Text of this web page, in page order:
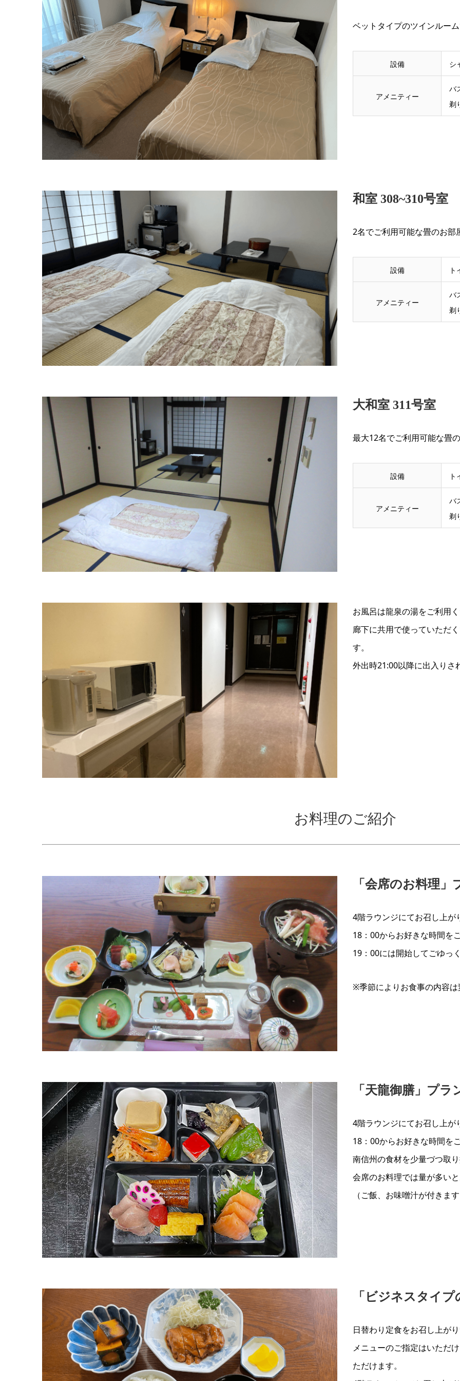
ベットタイプのツインルーム
設備 シ
アメニティー
バ
剃
和室 308~310号室
2名でご利用可能な畳のお部
設備 ト
アメニティー
バ
剃
大和室 311号室
最大12名でご利用可能な畳の
設備 ト
アメニティー
バ
剃
お風呂は龍泉の湯をご利用く
廊下に共用で使っていただ
す。
外出時21:00以降に出入りさ
お料理のご紹介
「会席のお料理」
4階ラウンジにてお召し上が
18：00からお好きな時間を
19：00には開始してごゆっ
※季節によりお食事の内容は
「天龍御膳」プラ
4階ラウンジにてお召し上が
18：00からお好きな時間を
南信州の食材を少量づつ取
会席のお料理では量が多い
（ご飯、お味噌汁が付きま
「ビジネスタイ
日替わり定食をお召し上がり
メニューのご指定はいただ
ただけます。